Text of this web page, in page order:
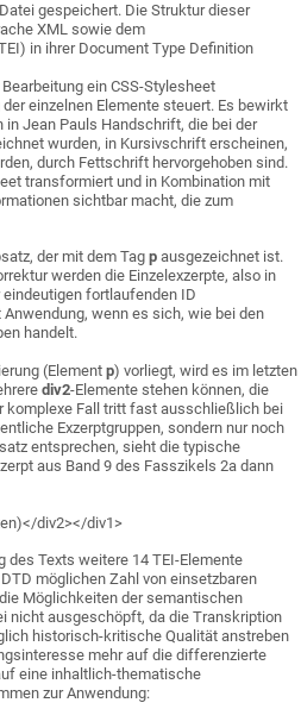
gespeichert. Die Struktur dieser
XML sowie dem
in ihrer Document Type Definition
ein CSS-Stylesheet
einzelnen Elemente steuert. Es bewirkt
Jean Pauls Handschrift, die bei der
wurden, in Kursivschrift erscheinen,
durch Fettschrift hervorgehoben sind.
transformiert und in Kombination mit
sichtbar macht, die zum
der mit dem Tagpausgezeichnet ist.
werden die Einzelexzerpte, also in
fortlaufenden ID
Anwendung, wenn es sich, wie bei den
handelt.
(Elementp) vorliegt, wird es im letzten
div2-Elemente stehen können, die
komplexe Fall tritt fast ausschließlich bei
Exzerptgruppen, sondern nur noch
entsprechen, sieht die typische
aus Band 9 des Fasszikels 2a dann
div2></div1>
des Texts weitere 14 TEI-Elemente
möglichen Zahl von einsetzbaren
Möglichkeiten der semantischen
nicht ausgeschöpft, da die Transkription
historisch-kritische Qualität anstreben
mehr auf die differenzierte
eine inhaltlich-thematische
zur Anwendung: